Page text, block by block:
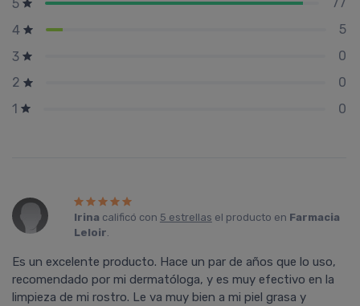
5
77
4
5
3
0
2
0
1
0
Irina calificó con 5 estrellas el producto en Farmacia
Leloir.
Es un excelente producto. Hace un par de años que lo uso,
recomendado por mi dermatóloga, y es muy efectivo en la
limpieza de mi rostro. Le va muy bien a mi piel grasa y